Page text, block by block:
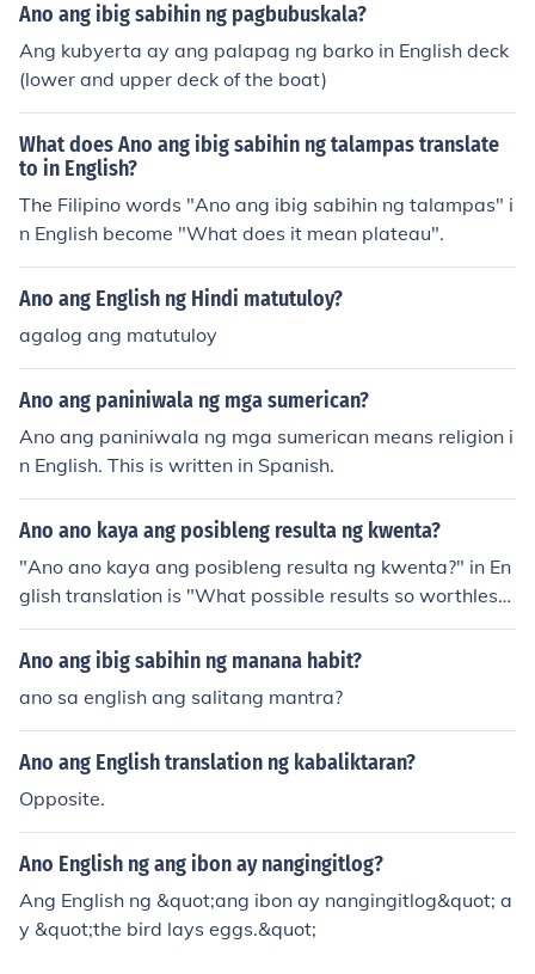
Ano ang ibig sabihin ng pagbubuskala?
Ang kubyerta ay ang palapag ng barko in English deck
(lower and upper deck of the boat)
What does Ano ang ibig sabihin ng talampas translate
to in English?
The Filipino words "Ano ang ibig sabihin ng talampas" i
n English become "What does it mean plateau".
Ano ang English ng Hindi matutuloy?
agalog ang matutuloy
Ano ang paniniwala ng mga sumerican?
Ano ang paniniwala ng mga sumerican means religion i
n English. This is written in Spanish.
Ano ano kaya ang posibleng resulta ng kwenta?
"Ano ano kaya ang posibleng resulta ng kwenta?" in En
glish translation is "What possible results so worthles
s?"
Ano ang ibig sabihin ng manana habit?
ano sa english ang salitang mantra?
Ano ang English translation ng kabaliktaran?
Opposite.
Ano English ng ang ibon ay nangingitlog?
Ang English ng &quot;ang ibon ay nangingitlog&quot; a
y &quot;the bird lays eggs.&quot;